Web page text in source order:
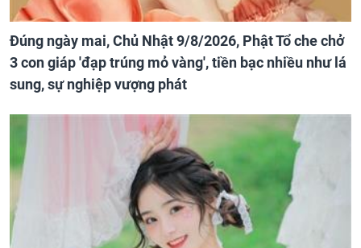
Đúng ngày mai, Chủ Nhật 9/8/2026, Phật Tổ che chở
3 con giáp 'đạp trúng mỏ vàng', tiền bạc nhiều như lá
sung, sự nghiệp vượng phát